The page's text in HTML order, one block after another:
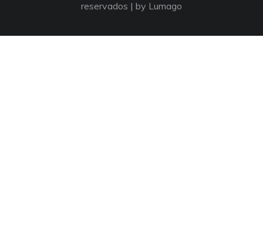
reservados | by Lumago